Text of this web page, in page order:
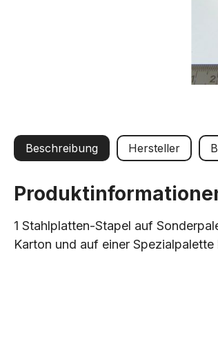
Beschreibung Hersteller
1 Stahlplatten-Stapel auf
Karton und auf einer